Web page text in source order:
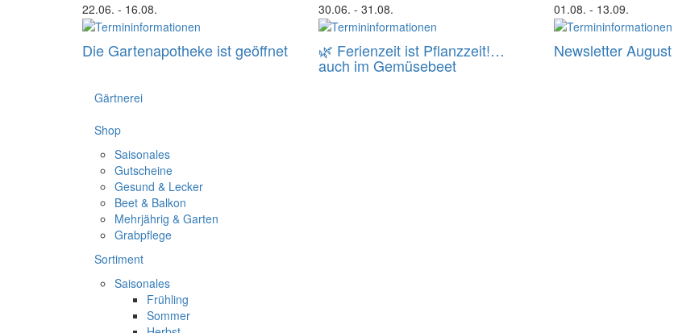
22.06. - 16.08.
Die Gartenapotheke ist geöffnet
30.06. - 31.08.
🌿 Ferienzeit ist Pflanzzeit!…
auch im Gemüsebeet
01.08. - 13.09.
Newsletter August
Gärtnerei
Shop
Saisonales
Gutscheine
Gesund & Lecker
Beet & Balkon
Mehrjährig & Garten
Grabpflege
Sortiment
Saisonales
Frühling
Sommer